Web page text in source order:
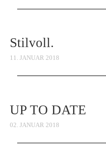
Stilvoll.
11. JANUAR 2018
UP TO DATE
02. JANUAR 2018